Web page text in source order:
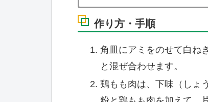
作り方・手順
角皿にアミをのせて白ね
と混ぜ合わせます。
鶏もも肉は、下味（しょ